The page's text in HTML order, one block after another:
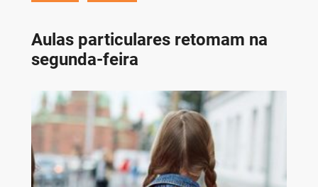
Aulas particulares retomam na
segunda-feira